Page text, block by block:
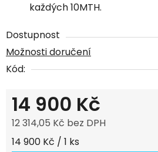
každých 10MTH.
Dostupnost
Možnosti doručení
Kód:
14 900 Kč
12 314,05 Kč bez DPH
Měrná cena:
14 900 Kč / 1 ks